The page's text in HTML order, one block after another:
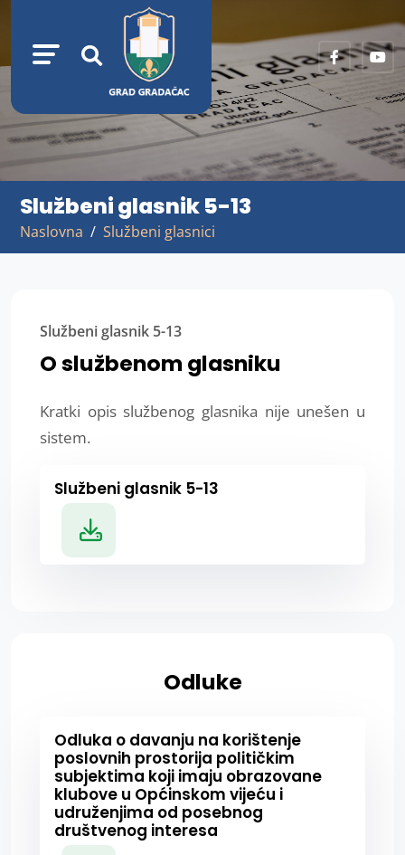
Službeni glasnik 5-13
Naslovna Službeni glasnici
Službeni glasnik 5-13
O službenom glasniku
Kratki opis službenog glasnika nije unešen u
sistem.
Službeni glasnik 5-13
Odluke
Odluka o davanju na korištenje
poslovnih prostorija političkim
subjektima koji imaju obrazovane
klubove u Općinskom vijeću i
udruženjima od posebnog
društvenog interesa